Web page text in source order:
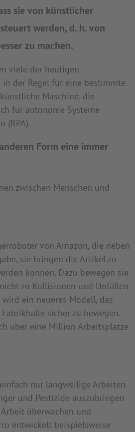
sie von künstlicher
werden, d. h. von
zu machen.
viele der heutigen
der Regel für eine bestimmte
Maschine, die
für autonome Systeme
(RPA).
Form eine immer
zwischen Menschen und
von Amazon, die neben
sie bringen die Artikel zu
können. Dazu bewegen sie
zu Kollisionen und Unfällen
ein neueres Modell, das
sicher zu bewegen.
über eine Million Arbeitsplätze
nur langweilige Arbeiten
und Pestizide auszubringen
überwachen und
entwickelt beispielsweise